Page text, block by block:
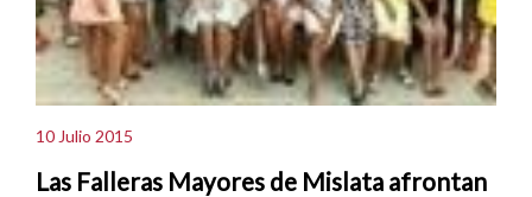
10 Julio 2015
Las Falleras Mayores de Mislata afrontan